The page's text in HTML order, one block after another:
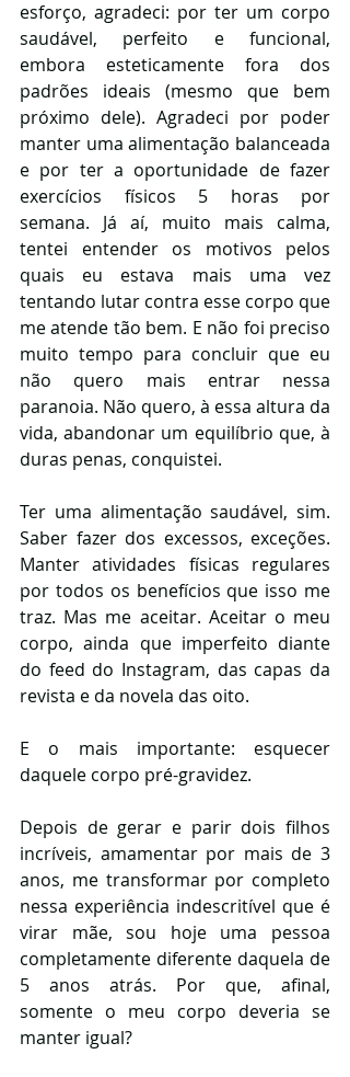
esforço, agradeci: por ter um corpo
saudável, perfeito e funcional,
embora esteticamente fora dos
padrões ideais (mesmo que bem
próximo dele). Agradeci por poder
manter uma alimentação balanceada
e por ter a oportunidade de fazer
exercícios físicos 5 horas por
semana. Já aí, muito mais calma,
tentei entender os motivos pelos
quais eu estava mais uma vez
tentando lutar contra esse corpo que
me atende tão bem. E não foi preciso
muito tempo para concluir que eu
não quero mais entrar nessa
paranoia. Não quero, à essa altura da
vida, abandonar um equilíbrio que, à
duras penas, conquistei.
Ter uma alimentação saudável, sim.
Saber fazer dos excessos, exceções.
Manter atividades físicas regulares
por todos os benefícios que isso me
traz. Mas me aceitar. Aceitar o meu
corpo, ainda que imperfeito diante
do feed do Instagram, das capas da
revista e da novela das oito.
E o mais importante: esquecer
daquele corpo pré-gravidez.
Depois de gerar e parir dois filhos
incríveis, amamentar por mais de 3
anos, me transformar por completo
nessa experiência indescritível que é
virar mãe, sou hoje uma pessoa
completamente diferente daquela de
5 anos atrás. Por que, afinal,
somente o meu corpo deveria se
manter igual?